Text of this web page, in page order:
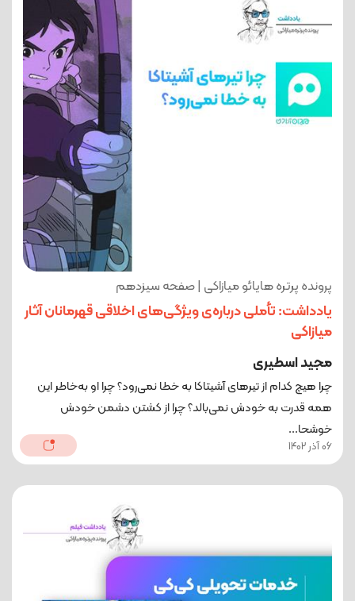
پرونده پرتره هایائو میازاکی | صفحه سیزدهم
یادداشت: تأملی درباره‌ی ویژگی‌های اخلاقی قهرمانان آثار
میازاکی
مجید اسطیری
چرا هیچ کدام از تیرهای آشیتاکا به خطا نمی‌رود؟ چرا او به‌خاطر این
همه قدرت به خودش نمی‌بالد؟ چرا از کشتن دشمن خودش
خوشحا...
06 آذر 1402